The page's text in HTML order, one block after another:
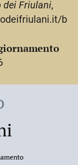
dell’Ottocento
, «AFT», 25
dei Friulani,
b